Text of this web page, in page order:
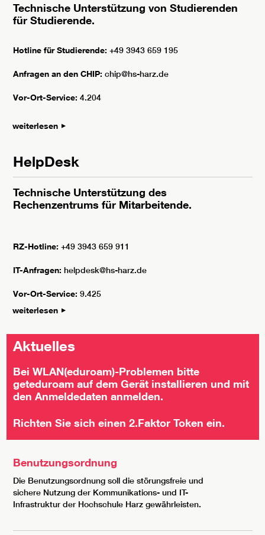
Technische Unterstützung von Studierenden
für Studierende.
Hotline für Studierende: +49 3943 659 195
Anfragen an den CHIP: chip@hs-harz.de
Vor-Ort-Service: 4.204
weiterlesen
HelpDesk
Technische Unterstützung des
Rechenzentrums für Mitarbeitende.
RZ-Hotline: +49 3943 659 911
IT-Anfragen: helpdesk@hs-harz.de
Vor-Ort-Service: 9.425
weiterlesen
Aktuelles
Bei WLAN(eduroam)-Problemen bitte
geteduroam auf dem Gerät installieren und mit
den Anmeldedaten anmelden.
Richten Sie sich einen 2.Faktor Token ein.
Benutzungsordnung
Die Benutzungsordnung soll die störungsfreie und
sichere Nutzung der Kommunikations- und IT-
Infrastruktur der Hochschule Harz gewährleisten.